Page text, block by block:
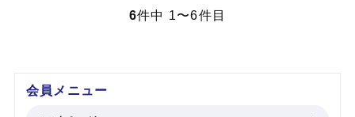
6件中 1〜6件目
会員メニュー